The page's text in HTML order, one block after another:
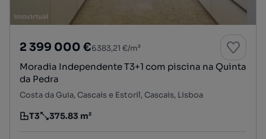
2 399 000 €6383,21 €/m²
Moradia Independente T3+1 com piscina na Quinta
da Pedra
Costa da Guia, Cascais e Estoril, Cascais, Lisboa
Tipologia
T3
Preço por metro quadrado
375.83 m²